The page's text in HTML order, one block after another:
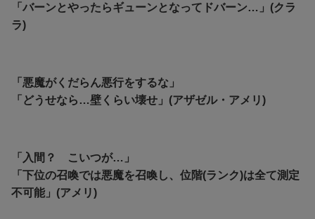
「バーンとやったらギューンとなってドバーン…」(クラ
ラ)
「悪魔がくだらん悪行をするな」
「どうせなら…壁くらい壊せ」(アザゼル・アメリ)
「入間？ こいつが…」
「下位の召喚では悪魔を召喚し、位階(ランク)は全て測定
不可能」(アメリ)